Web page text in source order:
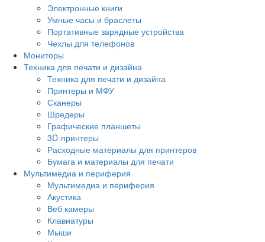
Электронные книги
Умные часы и браслеты
Портативные зарядные устройства
Чехлы для телефонов
Мониторы
Техника для печати и дизайна
Техника для печати и дизайна
Принтеры и МФУ
Сканеры
Шредеры
Графические планшеты
3D-принтеры
Расходные материалы для принтеров
Бумага и материалы для печати
Мультимедиа и периферия
Мультимедиа и периферия
Акустика
Веб камеры
Клавиатуры
Мыши